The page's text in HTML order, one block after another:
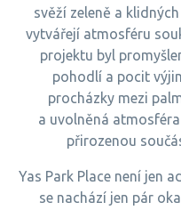
svěží zeleně a
vytvářejí atmosféru
projektu byl
pohodlí a pocit
procházky mezi
a uvolněná
přirozenou
Yas Park Place není jen
se nachází jen pár